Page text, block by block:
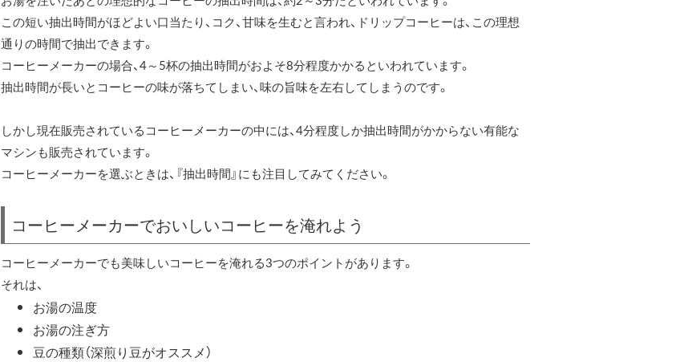
この短い抽出時間がほどよい口当たり、コク、甘味を生むと言われ、ドリップコーヒーは、この理想
通りの時間で抽出できます。
コーヒーメーカーの場合、4～5杯の抽出時間がおよそ8分程度かかるといわれています。
抽出時間が長いとコーヒーの味が落ちてしまい、味の旨味を左右してしまうのです。
しかし現在販売されているコーヒーメーカーの中には、4分程度しか抽出時間がかからない有能な
マシンも販売されています。
コーヒーメーカーを選ぶときは、『抽出時間』にも注目してみてください。
コーヒーメーカーでおいしいコーヒーを淹れよう
コーヒーメーカーでも美味しいコーヒーを淹れる3つのポイントがあります。
それは、
お湯の温度
お湯の注ぎ方
豆の種類（深煎り豆がオススメ）